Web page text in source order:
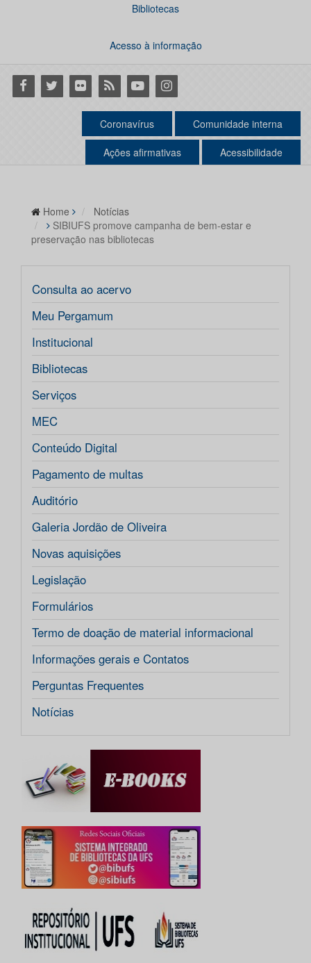
Bibliotecas
Acesso à informação
Facebook
Twitter Flickr RSS YoutubeInstagram
Coronavírus Comunidade interna
Ações afirmativas Acessibilidade
Home
Notícias
SIBIUFS promove campanha de bem-estar e
preservação nas bibliotecas
Consulta ao acervo
Meu Pergamum
Institucional
Bibliotecas
Serviços
MEC
Conteúdo Digital
Pagamento de multas
Auditório
Galeria Jordão de Oliveira
Novas aquisições
Legislação
Formulários
Termo de doação de material informacional
Informações gerais e Contatos
Perguntas Frequentes
Notícias